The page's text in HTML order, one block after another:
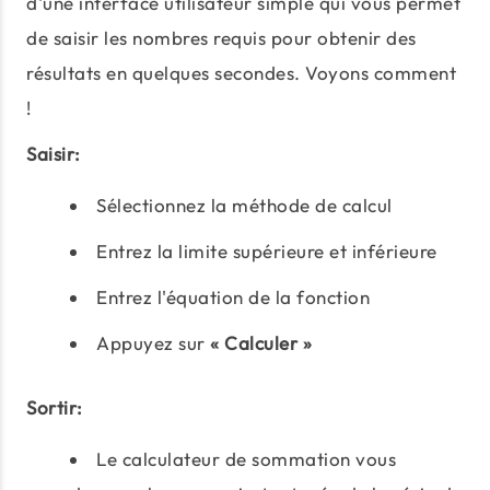
de saisir les nombres requis pour obtenir des
résultats en quelques secondes. Voyons comment
!
Saisir:
Sélectionnez la méthode de calcul
Entrez la limite supérieure et inférieure
Entrez l'équation de la fonction
Appuyez sur « Calculer »
Sortir:
Le calculateur de sommation vous